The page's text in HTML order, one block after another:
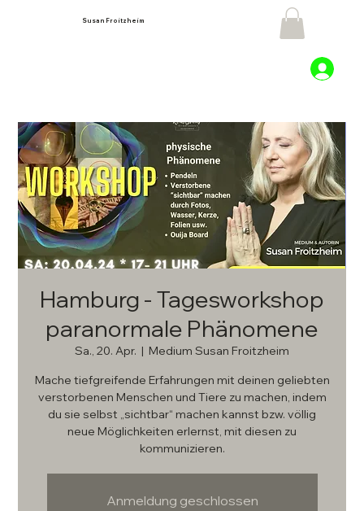
Susan Froitzheim
Hamburg - Tagesworkshop
paranormale Phänomene
Sa., 20. Apr.
  |
Medium Susan Froitzheim
Mache tiefgreifende Erfahrungen mit deinen geliebten
verstorbenen Menschen und Tiere zu machen, indem
du sie selbst „sichtbar“ machen kannst bzw. völlig
neue Möglichkeiten erlernst, mit diesen zu
kommunizieren.
Anmeldung geschlossen